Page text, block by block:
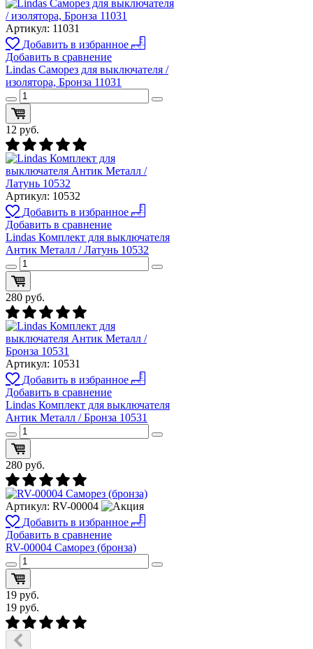
Артикул: 11031
Добавить в избранное
Добавить в сравнение
Lindas Саморез для выключателя /
изолятора, Бронза 11031
12 руб.
Артикул: 10532
Добавить в избранное
Добавить в сравнение
Lindas Комплект для выключателя
Антик Металл / Латунь 10532
280 руб.
Артикул: 10531
Добавить в избранное
Добавить в сравнение
Lindas Комплект для выключателя
Антик Металл / Бронза 10531
280 руб.
Артикул: RV-00004
Добавить в избранное
Добавить в сравнение
RV-00004 Саморез (бронза)
19 руб.
19 руб.